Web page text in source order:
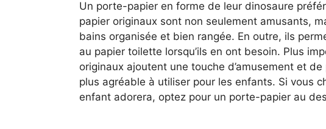
Un porte-papier en forme de leur dinosaure
papier originaux sont non seulement amusants,
bains organisée et bien rangée. En outre, ils
au papier toilette lorsqu’ils en ont besoin. Plus
originaux ajoutent une touche d’amusement et
plus agréable à utiliser pour les enfants. Si vous
enfant adorera, optez pour un porte-papier au